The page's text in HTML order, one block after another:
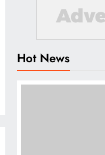
Hot News